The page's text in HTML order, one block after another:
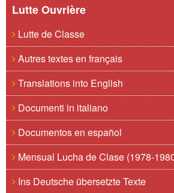
Lutte Ouvrière
Lutte de Classe
Autres textes en français
Translations into English
Documenti in italiano
Documentos en español
Mensual Lucha de Clase (1978-
Ins Deutsche übersetzte Texte